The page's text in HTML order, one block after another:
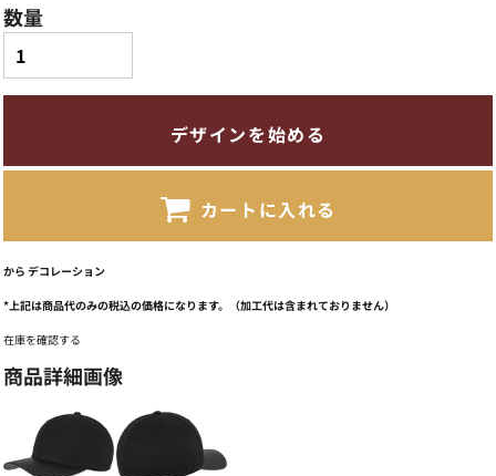
数量
デザインを始める
カートに入れる
から デコレーション
*上記は商品代のみの税込の価格になります。（加工代は含まれておりません）
在庫を確認する
商品詳細画像